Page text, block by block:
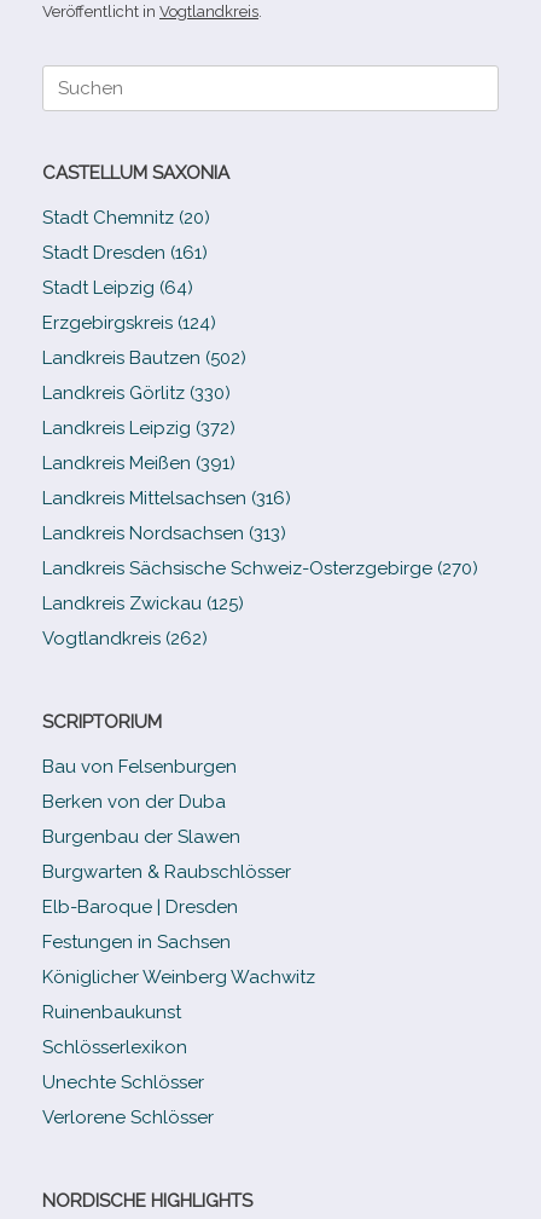
Veröffentlicht in Vogtlandkreis
Suche
CASTELLUM SAXONIA
Stadt Chemnitz (20)
Stadt Dresden (161)
Stadt Leipzig (64)
Erzgebirgskreis (124)
Landkreis Bautzen (502)
Landkreis Görlitz (330)
Landkreis Leipzig (372)
Landkreis Meißen (391)
Landkreis Mittelsachsen (316)
Landkreis Nordsachsen (313)
Landkreis Sächsische Schweiz-​Osterzgebirge (270)
Landkreis Zwickau (125)
Vogtlandkreis (262)
SCRIPTORIUM
Bau von Felsenburgen
Berken von der Duba
Burgenbau der Slawen
Burgwarten & Raubschlösser
Elb-​Baroque | Dresden
Festungen in Sachsen
Königlicher Weinberg Wachwitz
Ruinenbaukunst
Schlösserlexikon
Unechte Schlösser
Verlorene Schlösser
NORDISCHE HIGHLIGHTS